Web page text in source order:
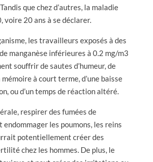
que chez d’autres, la maladie
voire 20 ans à se déclarer.
les travailleurs exposés à des
manganèse inférieures à 0.2 mg/m3
souffrir de sautes d’humeur, de
à court terme, d’une baisse
ou d’un temps de réaction altéré.
respirer des fumées de
endommager les poumons, les reins
potentiellement créer des
chez les hommes. De plus, le